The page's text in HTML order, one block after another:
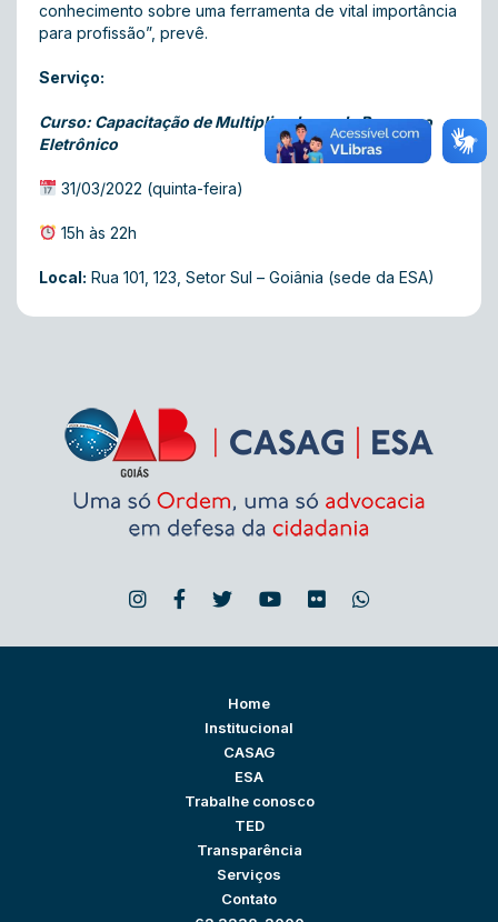
conhecimento sobre uma ferramenta de vital importância
para profissão”, prevê.
Serviço:
Curso: Capacitação de Multiplicadores de Processo
Eletrônico
31/03/2022 (quinta-feira)
15h às 22h
Local: Rua 101, 123, Setor Sul – Goiânia (sede da ESA)
Home
Institucional
CASAG
ESA
Trabalhe conosco
TED
Transparência
Serviços
Contato